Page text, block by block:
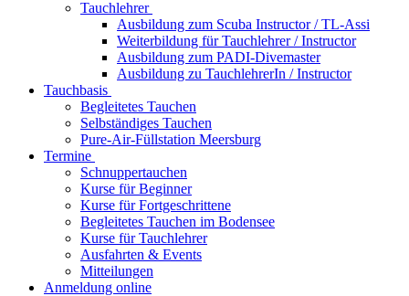
Tauchlehrer
Ausbildung zum Scuba Instructor / TL-Assi
Weiterbildung für Tauchlehrer / Instructor
Ausbildung zum PADI-Divemaster
Ausbildung zu TauchlehrerIn / Instructor
Tauchbasis
Begleitetes Tauchen
Selbständiges Tauchen
Pure-Air-Füllstation Meersburg
Termine
Schnuppertauchen
Kurse für Beginner
Kurse für Fortgeschrittene
Begleitetes Tauchen im Bodensee
Kurse für Tauchlehrer
Ausfahrten & Events
Mitteilungen
Anmeldung online